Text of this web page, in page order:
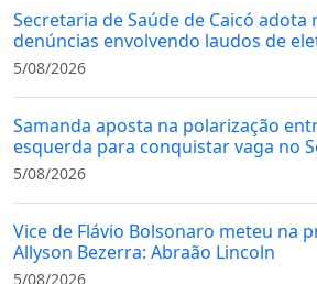
Secretaria de Saúde de Caicó adota
denúncias envolvendo laudos de
5/08/2026
Samanda aposta na polarização
esquerda para conquistar vaga no
5/08/2026
Vice de Flávio Bolsonaro meteu na
Allyson Bezerra: Abraão Lincoln
5/08/2026